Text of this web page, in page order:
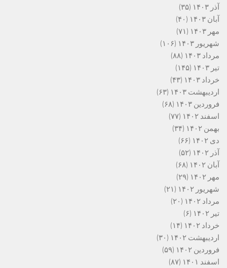
آذر ۱۴۰۳
(۳۵)
آبان ۱۴۰۳
(۴۰)
مهر ۱۴۰۳
(۷۱)
شهریور ۱۴۰۳
(۱۰۶)
مرداد ۱۴۰۳
(۸۸)
تیر ۱۴۰۳
(۱۴۵)
خرداد ۱۴۰۳
(۴۳)
اردیبهشت ۱۴۰۳
(۶۳)
فروردین ۱۴۰۳
(۶۸)
اسفند ۱۴۰۲
(۷۷)
بهمن ۱۴۰۲
(۳۴)
دی ۱۴۰۲
(۶۶)
آذر ۱۴۰۲
(۵۲)
آبان ۱۴۰۲
(۶۸)
مهر ۱۴۰۲
(۲۹)
شهریور ۱۴۰۲
(۲۱)
مرداد ۱۴۰۲
(۲۰)
تیر ۱۴۰۲
(۶)
خرداد ۱۴۰۲
(۱۴)
اردیبهشت ۱۴۰۲
(۳۰)
فروردین ۱۴۰۲
(۵۹)
اسفند ۱۴۰۱
(۸۷)